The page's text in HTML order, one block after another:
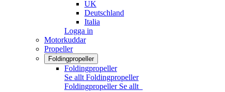
UK
Deutschland
Italia
Logga in
Motorkuddar
Propeller
Foldingpropeller
Foldingpropeller
Se allt Foldingpropeller
Foldingpropeller Se allt